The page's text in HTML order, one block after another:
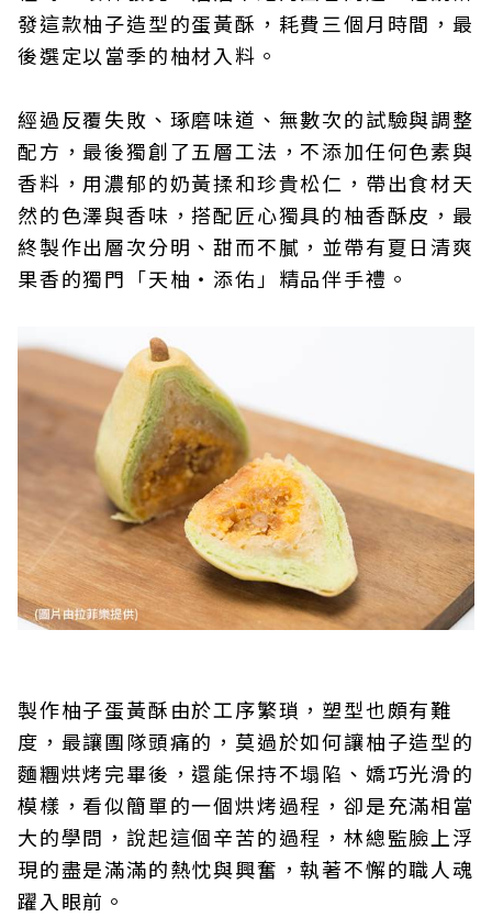
發這款柚子造型的蛋黃酥，耗費三個月時間，最
後選定以當季的柚材入料。
經過反覆失敗、琢磨味道、無數次的試驗與調整
配方，最後獨創了五層工法，不添加任何色素與
香料，用濃郁的奶黃揉和珍貴松仁，帶出食材天
然的色澤與香味，搭配匠心獨具的柚香酥皮，最
終製作出層次分明、甜而不膩，並帶有夏日清爽
果香的獨門「天柚・添佑」精品伴手禮。
製作柚子蛋黃酥由於工序繁瑣，塑型也頗有難
度，最讓團隊頭痛的，莫過於如何讓柚子造型的
麵糰烘烤完畢後，還能保持不塌陷、嬌巧光滑的
模樣，看似簡單的一個烘烤過程，卻是充滿相當
大的學問，說起這個辛苦的過程，林總監臉上浮
現的盡是滿滿的熱忱與興奮，執著不懈的職人魂
躍入眼前。